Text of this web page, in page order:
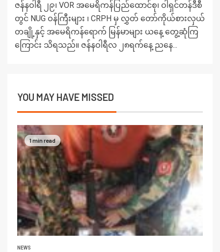
ဇန်နဝါရီ ၂၉၊ VOR အမေရိကန်ပြည်ထောင်စု၊ ဝါရှင်တန်ဒီစီ
တွင် NUG ဝန်ကြီးများ ၊ CRPH မှ လွှတ် တော်ကိုယ်စားလှယ်
တချို့နှင့် အမေရိကန်ရောက် မြန်မာများ ယနေ့ တွေ့ဆုံကြ
ကြောင်း သိရသည်။ ဇန်နဝါရီလ ၂၈ရက်နေ့ ညနေ...
YOU MAY HAVE MISSED
1 min read
NEWS